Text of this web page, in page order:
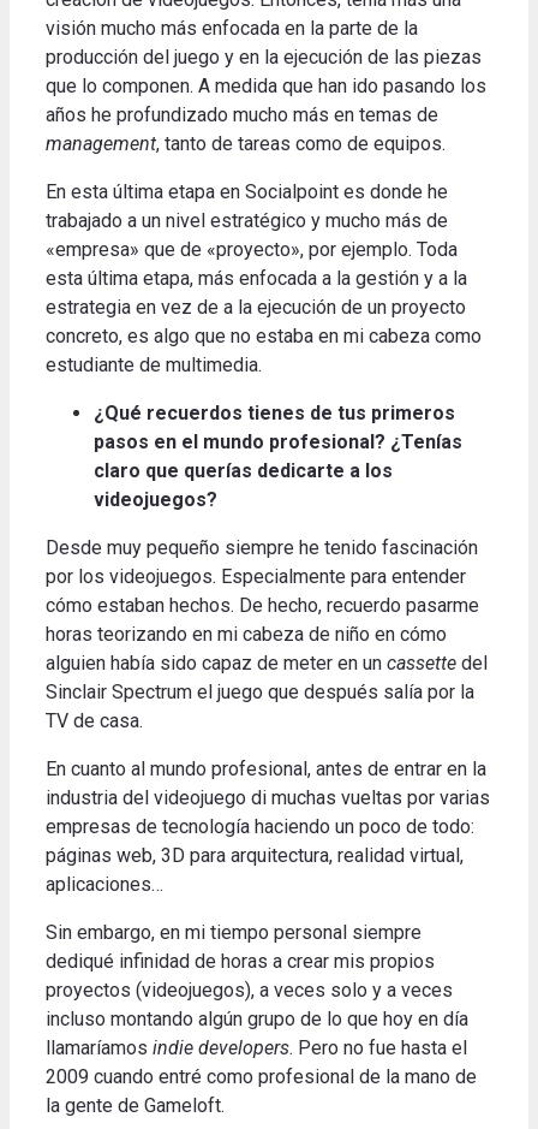
visión mucho más enfocada en la parte de la
producción del juego y en la ejecución de las piezas
que lo componen. A medida que han ido pasando los
años he profundizado mucho más en temas de
management, tanto de tareas como de equipos.
En esta última etapa en Socialpoint es donde he
trabajado a un nivel estratégico y mucho más de
«empresa» que de «proyecto», por ejemplo. Toda
esta última etapa, más enfocada a la gestión y a la
estrategia en vez de a la ejecución de un proyecto
concreto, es algo que no estaba en mi cabeza como
estudiante de multimedia.
¿Qué recuerdos tienes de tus primeros
pasos en el mundo profesional? ¿Tenías
claro que querías dedicarte a los
videojuegos?
Desde muy pequeño siempre he tenido fascinación
por los videojuegos. Especialmente para entender
cómo estaban hechos. De hecho, recuerdo pasarme
horas teorizando en mi cabeza de niño en cómo
alguien había sido capaz de meter en un cassette del
Sinclair Spectrum el juego que después salía por la
TV de casa.
En cuanto al mundo profesional, antes de entrar en la
industria del videojuego di muchas vueltas por varias
empresas de tecnología haciendo un poco de todo:
páginas web, 3D para arquitectura, realidad virtual,
aplicaciones…
Sin embargo, en mi tiempo personal siempre
dediqué infinidad de horas a crear mis propios
proyectos (videojuegos), a veces solo y a veces
incluso montando algún grupo de lo que hoy en día
llamaríamos indie developers. Pero no fue hasta el
2009 cuando entré como profesional de la mano de
la gente de Gameloft.